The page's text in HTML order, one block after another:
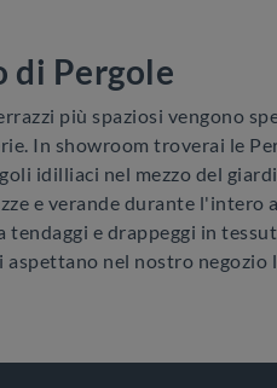
di Pergole
più spaziosi vengono
In showroom troverai le
idilliaci nel mezzo del
e verande durante l'intero
tendaggi e drappeggi in
nel nostro negozio